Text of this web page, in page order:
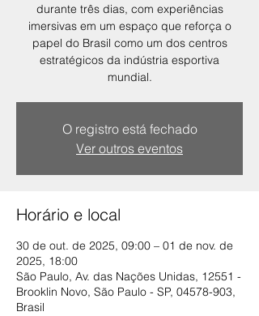
durante três dias, com experiências
imersivas em um espaço que reforça o
papel do Brasil como um dos centros
estratégicos da indústria esportiva
mundial.
O registro está fechado
Ver outros eventos
Horário e local
30 de out. de 2025, 09:00 – 01 de nov. de
2025, 18:00
São Paulo, Av. das Nações Unidas, 12551 -
Brooklin Novo, São Paulo - SP, 04578-903,
Brasil